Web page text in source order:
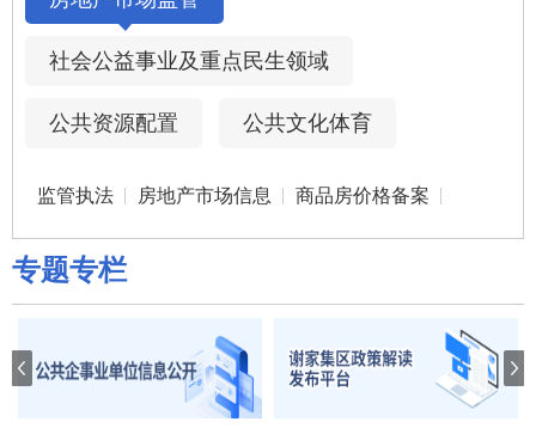
社会公益事业及重点民生领域
公共资源配置 公共文化体育
监管执法 房地产市场信息 商品房价格备案
专题专栏